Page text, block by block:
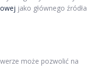
jako głównego źródła
może pozwolić na